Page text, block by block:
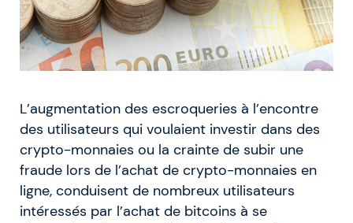
L’augmentation des escroqueries à l’encontre
des utilisateurs qui voulaient investir dans des
crypto-monnaies ou la crainte de subir une
fraude lors de l’achat de crypto-monnaies en
ligne, conduisent de nombreux utilisateurs
intéressés par l’achat de bitcoins à se